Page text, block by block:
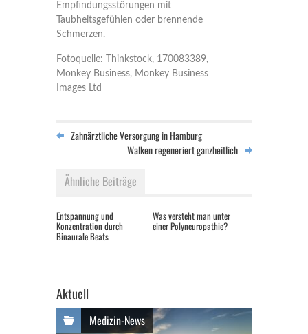
Empfindungsstörungen mit
Taubheitsgefühlen oder brennende
Schmerzen.
Fotoquelle: Thinkstock, 170083389,
Monkey Business, Monkey Business
Images Ltd
Zahnärztliche Versorgung in Hamburg
Walken regeneriert ganzheitlich
Ähnliche Beiträge
Entspannung und
Konzentration durch
Binaurale Beats
Was versteht man unter
einer Polyneuropathie?
Aktuell
Medizin-News